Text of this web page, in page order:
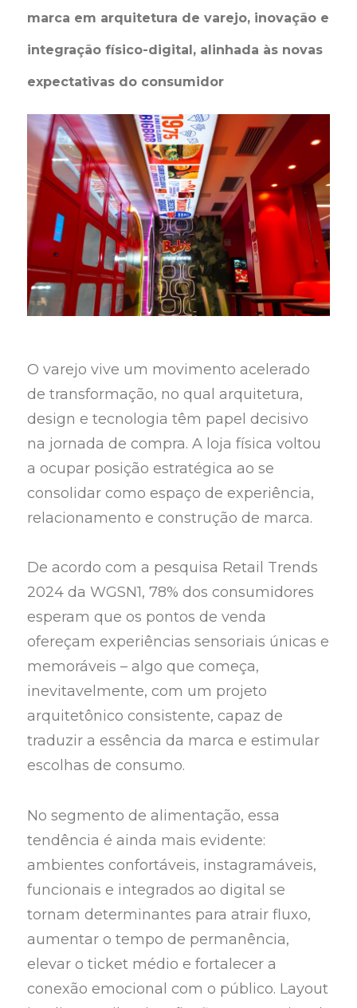
marca em arquitetura de varejo, inovação e
integração físico-digital, alinhada às novas
expectativas do consumidor
O varejo vive um movimento acelerado
de transformação, no qual arquitetura,
design e tecnologia têm papel decisivo
na jornada de compra. A loja física voltou
a ocupar posição estratégica ao se
consolidar como espaço de experiência,
relacionamento e construção de marca.
De acordo com a pesquisa Retail Trends
2024 da WGSN1, 78% dos consumidores
esperam que os pontos de venda
ofereçam experiências sensoriais únicas e
memoráveis – algo que começa,
inevitavelmente, com um projeto
arquitetônico consistente, capaz de
traduzir a essência da marca e estimular
escolhas de consumo.
No segmento de alimentação, essa
tendência é ainda mais evidente:
ambientes confortáveis, instagramáveis,
funcionais e integrados ao digital se
tornam determinantes para atrair fluxo,
aumentar o tempo de permanência,
elevar o ticket médio e fortalecer a
conexão emocional com o público. Layout